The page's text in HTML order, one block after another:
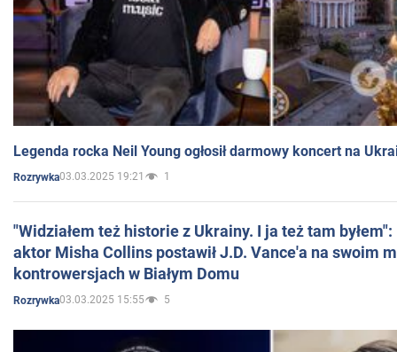
Legenda rocka Neil Young ogłosił darmowy koncert na
Rozrywka03.03.2025 19:21 1
"Widziałem też historie z Ukrainy. I ja też tam
aktor Misha Collins postawił J.D. Vance'a na swoim
kontrowersjach w Białym Domu
Rozrywka03.03.2025 15:55 5